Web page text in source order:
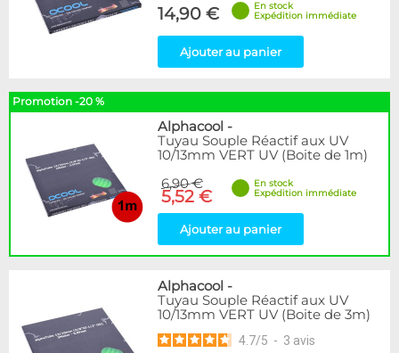
14,90 €
En stock
Expédition immédiate
Ajouter au panier
Promotion -20 %
Alphacool -
Tuyau Souple Réactif aux UV
10/13mm VERT UV (Boite de 1m)
6,90 €
5,52 €
En stock
Expédition immédiate
Ajouter au panier
Alphacool -
Tuyau Souple Réactif aux UV
10/13mm VERT UV (Boite de 3m)
4.7/5 - 3 avis